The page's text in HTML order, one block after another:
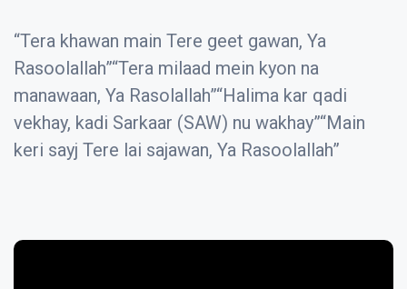
“Tera khawan main Tere geet gawan, Ya
Rasoolallah”“Tera milaad mein kyon na
manawaan, Ya Rasolallah”“Halima kar qadi
vekhay, kadi Sarkaar (SAW) nu wakhay”“Main
keri sayj Tere lai sajawan, Ya Rasoolallah”